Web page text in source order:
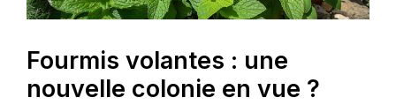
Fourmis volantes : une
nouvelle colonie en vue ?